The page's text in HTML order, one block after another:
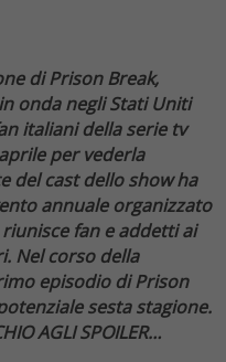
di Prison Break,
onda negli Stati Uniti
italiani della serie tv
per vederla
del cast dello show ha
annuale organizzato
fan e addetti ai
Nel corso della
episodio di Prison
sesta stagione.
AGLI SPOILER…